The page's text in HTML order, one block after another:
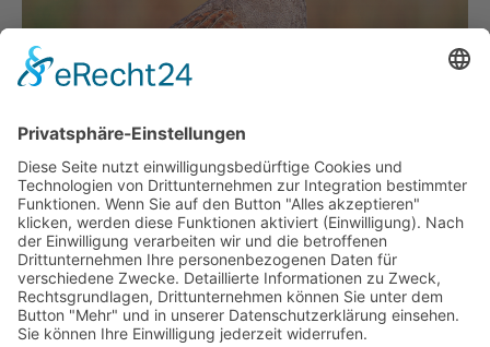
Das Rebhuhn
Klein, rot und so köstlich!
Seite 1 von 2
1 2